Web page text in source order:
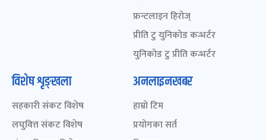
फ्रन्टलाइन हिरोज्
प्रीति टु युनिकोड कन्भर्टर
युनिकोड टु प्रीति कन्भर्टर
विशेष शृङ्खला
सहकारी संकट विशेष
लघुवित्त संकट विशेष
अनलाइनखबर
हाम्रो टिम
प्रयोगका सर्त